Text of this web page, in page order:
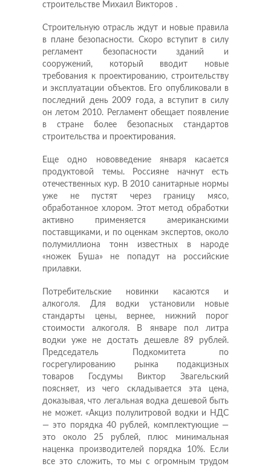
строительстве Михаил Викторов .
Строительную отрасль ждут и новые правила
в плане безопасности. Скоро вступит в силу
регламент безопасности зданий и
сооружений, который вводит новые
требования к проектированию, строительству
и эксплуатации объектов. Его опубликовали в
последний день 2009 года, а вступит в силу
он летом 2010. Регламент обещает появление
в стране более безопасных стандартов
строительства и проектирования.
Еще одно нововведение января касается
продуктовой темы. Россияне начнут есть
отечественных кур. В 2010 санитарные нормы
уже не пустят через границу мясо,
обработанное хлором. Этот метод обработки
активно применяется американскими
поставщиками, и по оценкам экспертов, около
полумиллиона тонн известных в народе
«ножек Буша» не попадут на российские
прилавки.
Потребительские новинки касаются и
алкоголя. Для водки установили новые
стандарты цены, вернее, нижний порог
стоимости алкоголя. В январе пол литра
водки уже не достать дешевле 89 рублей.
Председатель Подкомитета по
госрегулированию рынка подакцизных
товаров Госдумы Виктор Звагельский
поясняет, из чего складывается эта цена,
доказывая, что легальная водка дешевой быть
не может. «Акциз полулитровой водки и НДС
— это порядка 40 рублей, комплектующие —
это около 25 рублей, плюс минимальная
наценка производителей порядка 10%. Если
все это сложить, то мы с огромным трудом